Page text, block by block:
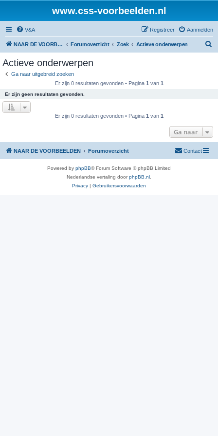
www.css-voorbeelden.nl
V&A Aanmelden
Registreer
NAAR DE VOORBEELDEN Forumoverzicht Zoek Actieve onderwerpen
Actieve onderwerpen
Ga naar uitgebreid zoeken
Er zijn 0 resultaten gevonden • Pagina 1 van 1
Er zijn geen resultaten gevonden.
Er zijn 0 resultaten gevonden • Pagina 1 van 1
Ga naar
NAAR DE VOORBEELDEN Forumoverzicht Contact
Powered by phpBB® Forum Software © phpBB Limited
Nederlandse vertaling doorphpBB.nl
Privacy | Gebruikersvoorwaarden